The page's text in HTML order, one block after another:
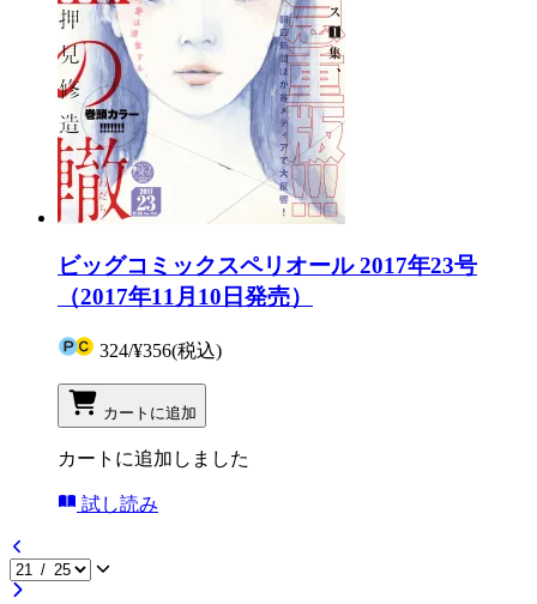
ビッグコミックスペリオール 2017年23号
（2017年11月10日発売）
324/¥356(税込)
カートに追加
カートに追加しました
試し読み